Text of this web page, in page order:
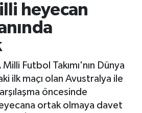
heyecan
Futbol Takımı'nın Dünya
ilk maçı olan Avustralya ile
öncesinde
ortak olmaya davet
ve Fikstür